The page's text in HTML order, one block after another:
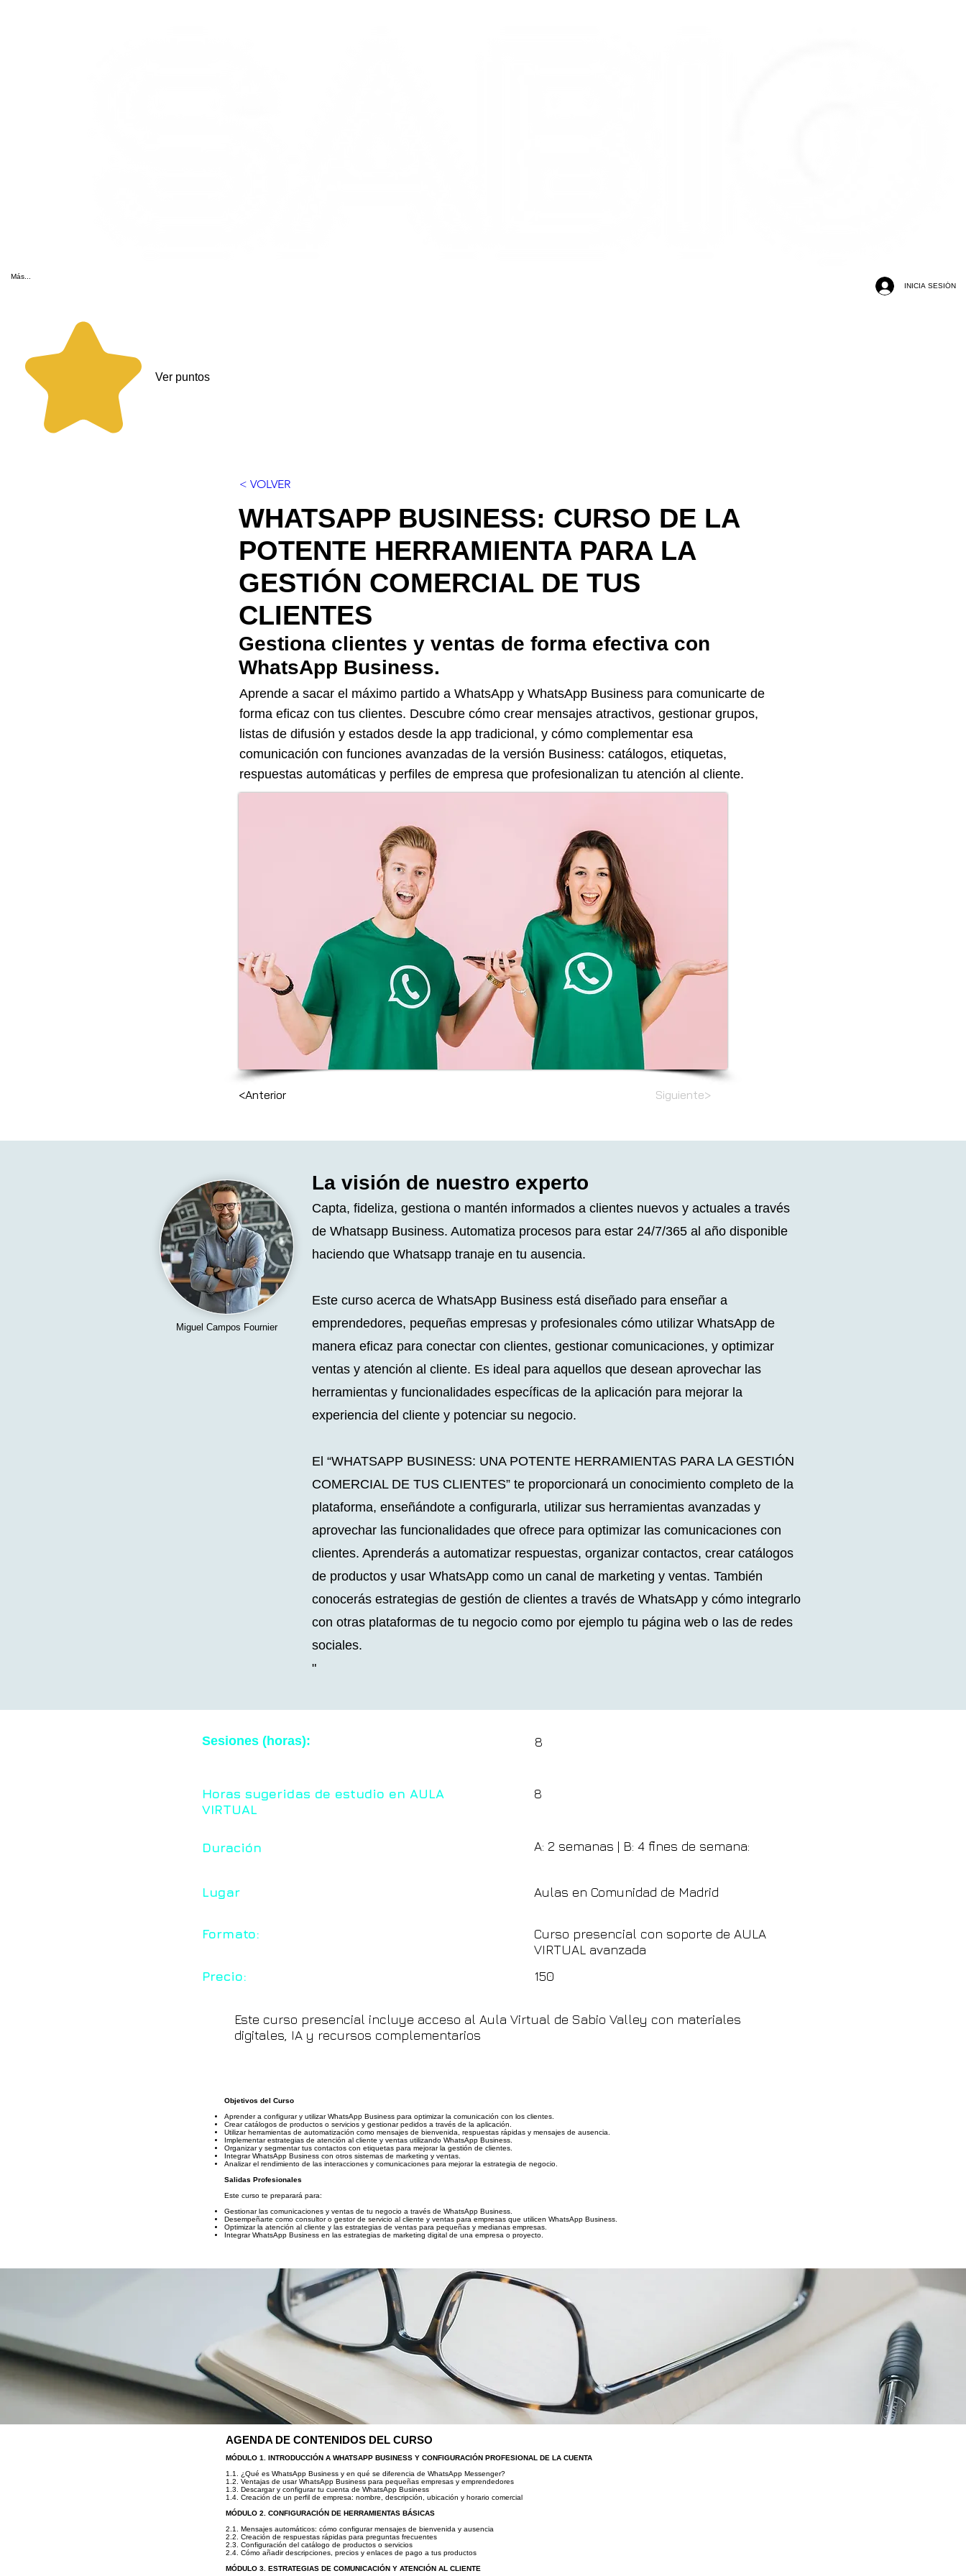
Más...
INICIA SESIÓN
Ver puntos
< VOLVER
WHATSAPP BUSINESS: CURSO DE LA
POTENTE HERRAMIENTA PARA LA
GESTIÓN COMERCIAL DE TUS
CLIENTES
Gestiona clientes y ventas de forma efectiva con
WhatsApp Business.
Aprende a sacar el máximo partido a WhatsApp y WhatsApp Business para comunicarte de
forma eficaz con tus clientes. Descubre cómo crear mensajes atractivos, gestionar grupos,
listas de difusión y estados desde la app tradicional, y cómo complementar esa
comunicación con funciones avanzadas de la versión Business: catálogos, etiquetas,
respuestas automáticas y perfiles de empresa que profesionalizan tu atención al cliente.
<Anterior Siguiente>
Miguel Campos Fournier
La visión de nuestro experto
Capta, fideliza, gestiona o mantén informados a clientes nuevos y actuales a través
de Whatsapp Business. Automatiza procesos para estar 24/7/365 al año disponible
haciendo que Whatsapp tranaje en tu ausencia.
Este curso acerca de WhatsApp Business está diseñado para enseñar a
emprendedores, pequeñas empresas y profesionales cómo utilizar WhatsApp de
manera eficaz para conectar con clientes, gestionar comunicaciones, y optimizar
ventas y atención al cliente. Es ideal para aquellos que desean aprovechar las
herramientas y funcionalidades específicas de la aplicación para mejorar la
experiencia del cliente y potenciar su negocio.
El “WHATSAPP BUSINESS: UNA POTENTE HERRAMIENTAS PARA LA GESTIÓN
COMERCIAL DE TUS CLIENTES” te proporcionará un conocimiento completo de la
plataforma, enseñándote a configurarla, utilizar sus herramientas avanzadas y
aprovechar las funcionalidades que ofrece para optimizar las comunicaciones con
clientes. Aprenderás a automatizar respuestas, organizar contactos, crear catálogos
de productos y usar WhatsApp como un canal de marketing y ventas. También
conocerás estrategias de gestión de clientes a través de WhatsApp y cómo integrarlo
con otras plataformas de tu negocio como por ejemplo tu página web o las de redes
sociales.
"
Sesiones (horas):
Horas sugeridas de estudio en AULA
VIRTUAL
Duración
8
8
A: 2 semanas | B: 4 fines de semana:
Lugar
Formato:
Precio:
Aulas en Comunidad de Madrid
Curso presencial con soporte de AULA
VIRTUAL avanzada
150
Este curso presencial incluye acceso al Aula Virtual de Sabio Valley con materiales
digitales, IA y recursos complementarios
Objetivos del Curso
Aprender a configurar y utilizar WhatsApp Business para optimizar la comunicación con los clientes.
Crear catálogos de productos o servicios y gestionar pedidos a través de la aplicación.
Utilizar herramientas de automatización como mensajes de bienvenida, respuestas rápidas y mensajes de ausencia.
Implementar estrategias de atención al cliente y ventas utilizando WhatsApp Business.
Organizar y segmentar tus contactos con etiquetas para mejorar la gestión de clientes.
Integrar WhatsApp Business con otros sistemas de marketing y ventas.
Analizar el rendimiento de las interacciones y comunicaciones para mejorar la estrategia de negocio.
Salidas Profesionales
Este curso te preparará para:
Gestionar las comunicaciones y ventas de tu negocio a través de WhatsApp Business.
Desempeñarte como consultor o gestor de servicio al cliente y ventas para empresas que utilicen WhatsApp Business.
Optimizar la atención al cliente y las estrategias de ventas para pequeñas y medianas empresas.
Integrar WhatsApp Business en las estrategias de marketing digital de una empresa o proyecto.
AGENDA DE CONTENIDOS DEL CURSO
MÓDULO 1. INTRODUCCIÓN A WHATSAPP BUSINESS Y CONFIGURACIÓN PROFESIONAL DE LA CUENTA
1.1. ¿Qué es WhatsApp Business y en qué se diferencia de WhatsApp Messenger?
1.2. Ventajas de usar WhatsApp Business para pequeñas empresas y emprendedores
1.3. Descargar y configurar tu cuenta de WhatsApp Business
1.4. Creación de un perfil de empresa: nombre, descripción, ubicación y horario comercial
MÓDULO 2. CONFIGURACIÓN DE HERRAMIENTAS BÁSICAS
2.1. Mensajes automáticos: cómo configurar mensajes de bienvenida y ausencia
2.2. Creación de respuestas rápidas para preguntas frecuentes
2.3. Configuración del catálogo de productos o servicios
2.4. Cómo añadir descripciones, precios y enlaces de pago a tus productos
MÓDULO 3. ESTRATEGIAS DE COMUNICACIÓN Y ATENCIÓN AL CLIENTE